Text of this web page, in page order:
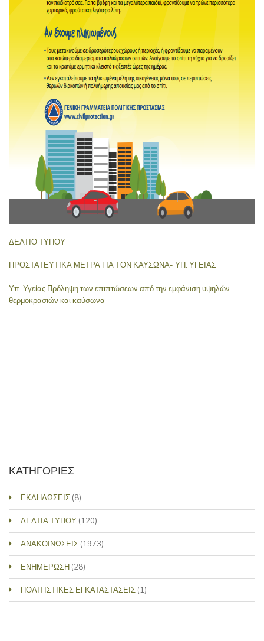
ΔΕΛΤΙΟ ΤΥΠΟΥ
ΠΡΟΣΤΑΤΕΥΤΙΚΑ ΜΕΤΡΑ ΓΙΑ ΤΟΝ ΚΑΥΣΩΝΑ- ΥΠ. ΥΓΕΙΑΣ
Υπ. Υγείας Πρόληψη των επιπτώσεων από την εμφάνιση υψηλών
θερμοκρασιών και καύσωνα
ΚΑΤΗΓΟΡΙΕΣ
ΕΚΔΗΛΩΣΕΙΣ (8)
ΔΕΛΤΙΑ ΤΥΠΟΥ (120)
ΑΝΑΚΟΙΝΩΣΕΙΣ (1973)
ΕΝΗΜΕΡΩΣΗ (28)
ΠΟΛΙΤΙΣΤΙΚΕΣ ΕΓΚΑΤΑΣΤΑΣΕΙΣ (1)